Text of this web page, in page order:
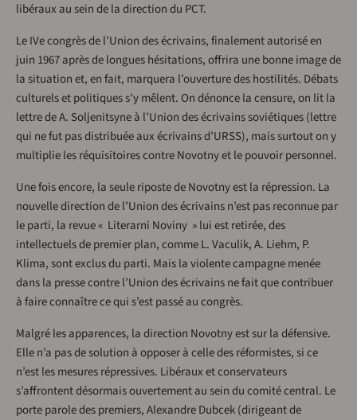
libéraux au sein de la direction du PCT.
Le IVe congrès de l’Union des écrivains, finalement autorisé en
juin 1967 après de longues hésitations, offrira une bonne image de
la situation et, en fait, marquera l’ouverture des hostilités. Débats
culturels et politiques s’y mêlent. On dénonce la censure, on lit la
lettre de A. Soljenitsyne à l’Union des écrivains soviétiques (lettre
qui ne fut pas distribuée aux écrivains d’URSS), mais surtout on y
multiplie les réquisitoires contre Novotny et le pouvoir personnel.
Une fois encore, la seule riposte de Novotny est la répression. La
nouvelle direction de l’Union des écrivains n’est pas reconnue par
le parti, la revue « Literarni Noviny » lui est retirée, des
intellectuels de premier plan, comme L. Vaculik, A. Liehm, P.
Klima, sont exclus du parti. Mais la violente campagne menée
dans la presse contre l’Union des écrivains ne fait que contribuer
à faire connaître ce qui s’est passé au congrès.
Malgré les apparences, la direction Novotny est sur la défensive.
Elle n’a pas de solution à opposer à celle des réformistes, si ce
n’est les mesures répressives. Libéraux et conservateurs
s’affrontent désormais ouvertement au sein du comité central. Le
porte parole des premiers, Alexandre Dubcek (dirigeant de